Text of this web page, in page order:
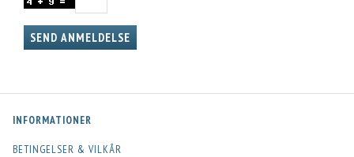
SEND ANMELDELSE
INFORMATIONER
BETINGELSER & VILKÅR